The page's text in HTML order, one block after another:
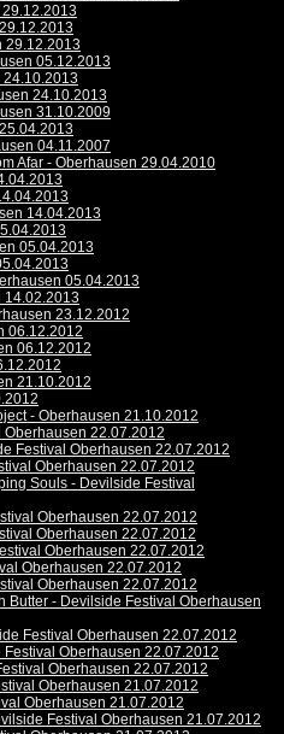
29.12.2013
05.12.2013
24.10.2013
24.10.2013
31.10.2009
04.11.2007
Afar - Oberhausen 29.04.2010
14.04.2013
05.04.2013
05.04.2013
14.02.2013
23.12.2012
06.12.2012
06.12.2012
21.10.2012
- Oberhausen 21.10.2012
Oberhausen 22.07.2012
Festival Oberhausen 22.07.2012
Oberhausen 22.07.2012
Souls - Devilside Festival
Oberhausen 22.07.2012
Oberhausen 22.07.2012
Oberhausen 22.07.2012
Oberhausen 22.07.2012
Oberhausen 22.07.2012
Butter - Devilside Festival Oberhausen
Festival Oberhausen 22.07.2012
Oberhausen 22.07.2012
Oberhausen 22.07.2012
Oberhausen 21.07.2012
Oberhausen 21.07.2012
Festival Oberhausen 21.07.2012